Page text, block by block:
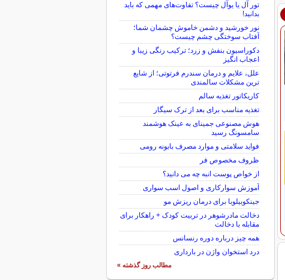
تور آل یا یوآل چیست؟ تفاوت‌های مهمی که باید
بدانید!
نور خورشید و دشمن خاموش چشمان شما؛
آفتاب سوختگی چشم چیست؟
دکوراسیون بنفش و زرد؛ ترکیب رنگی زیبا و
اعجاب انگیز
علل، علایم و درمان سندرم فرتوتی؛ از شایع
ترین مشکلات سالمندی
کاریکاتور تغذیه سالم
تغذیه مناسب برای بعد از ترک سیگار
هوش مصنوعی جمینای به عینک هوشمند
سامسونگ رسید
فواید سلامتی و موارد مصرف بابونه رومی
ظروف مخصوص فر
از خواص پوست انبه چه می دانید؟
آموزش سوارکاری و اصول اسب سواری
جینکوبیلوبا برای درمان ریزش مو
دخالت مادرشوهر در تربیت کودک + راهکار برای
مقابله با دخالت
همه چیز درباره دوره رنسانس
درد استخوان واژن در بارداری
مطالب روز گذشته »